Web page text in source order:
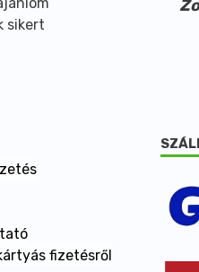
sikert
fizetésről